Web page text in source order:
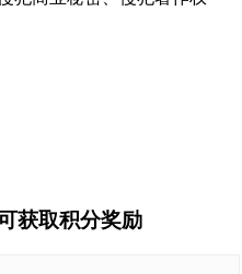
获取积分奖励